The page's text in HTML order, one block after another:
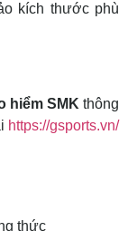
kích thước phù
hiểm SMK thông
https://gsports.vn/
thức